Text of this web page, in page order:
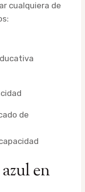
cualquiera de
de
en